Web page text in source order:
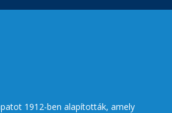
1912-ben alapították, amely